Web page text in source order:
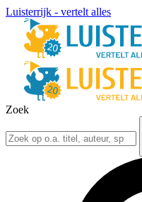
Luisterrijk - vertelt alles
Zoek